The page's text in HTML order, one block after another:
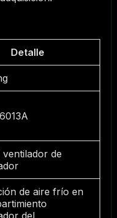
Detalle
de
de aire frío en
del